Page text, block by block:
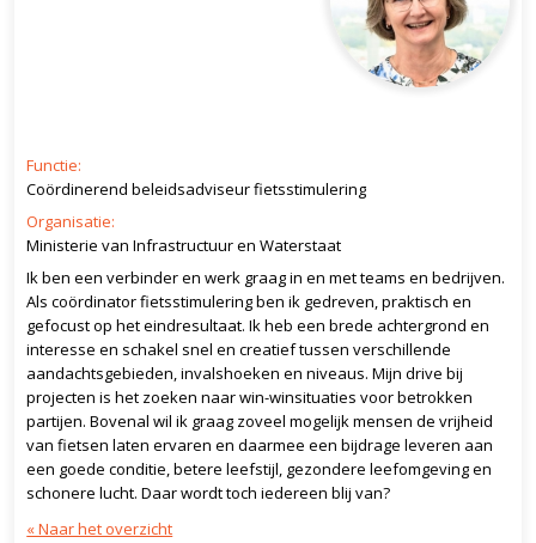
Functie:
Coördinerend beleidsadviseur fietsstimulering
Organisatie:
Ministerie van Infrastructuur en Waterstaat
Ik ben een verbinder en werk graag in en met teams en bedrijven.
Als coördinator fietsstimulering ben ik gedreven, praktisch en
gefocust op het eindresultaat. Ik heb een brede achtergrond en
interesse en schakel snel en creatief tussen verschillende
aandachtsgebieden, invalshoeken en niveaus. Mijn drive bij
projecten is het zoeken naar win-winsituaties voor betrokken
partijen. Bovenal wil ik graag zoveel mogelijk mensen de vrijheid
van fietsen laten ervaren en daarmee een bijdrage leveren aan
een goede conditie, betere leefstijl, gezondere leefomgeving en
schonere lucht. Daar wordt toch iedereen blij van?
« Naar het overzicht